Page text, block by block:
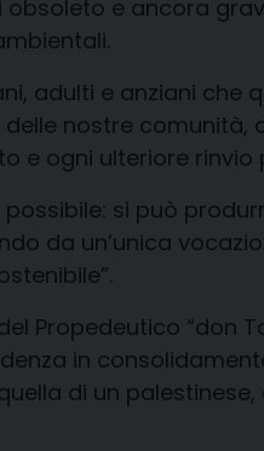
e ancora
adulti e anziani
nostre
e ogni ulteriore rinvio
si può
da un’unica
Propedeutico “don
in
di un